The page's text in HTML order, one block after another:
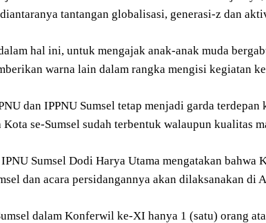
tantangan globalisasi, generasi-z dan
hal ini, untuk mengajak anak-anak muda
warna lain dalam rangka mengisi kegiatan
dan IPPNU Sumsel tetap menjadi garda
se-Sumsel sudah terbentuk walaupun kualitas
IPNU Sumsel Dodi Harya Utama mengatakan
dan acara persidangannya akan dilaksanakan
dalam Konferwil ke-XI hanya 1 (satu) orang